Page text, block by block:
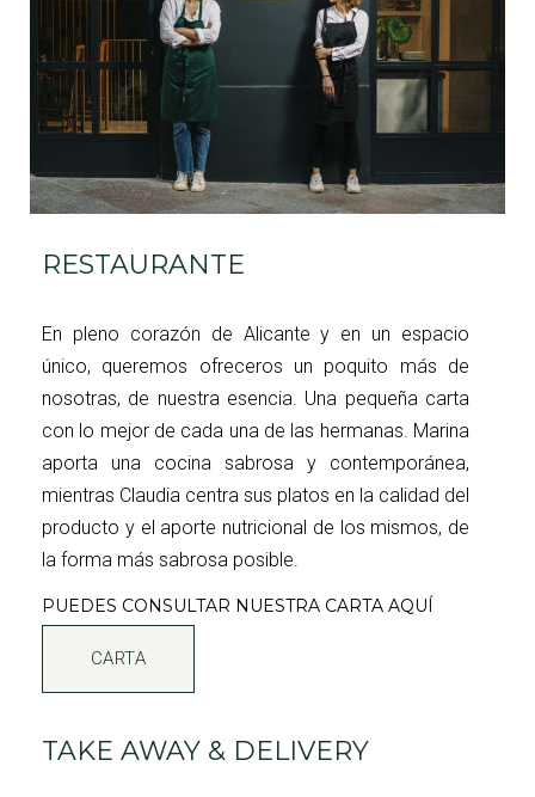
RESTAURANTE
En pleno corazón de Alicante y en un espacio
único, queremos ofreceros un poquito más de
nosotras, de nuestra esencia. Una pequeña carta
con lo mejor de cada una de las hermanas. Marina
aporta una cocina sabrosa y contemporánea,
mientras Claudia centra sus platos en la calidad del
producto y el aporte nutricional de los mismos, de
la forma más sabrosa posible.
PUEDES CONSULTAR NUESTRA CARTA AQUÍ
CARTA
TAKE AWAY & DELIVERY